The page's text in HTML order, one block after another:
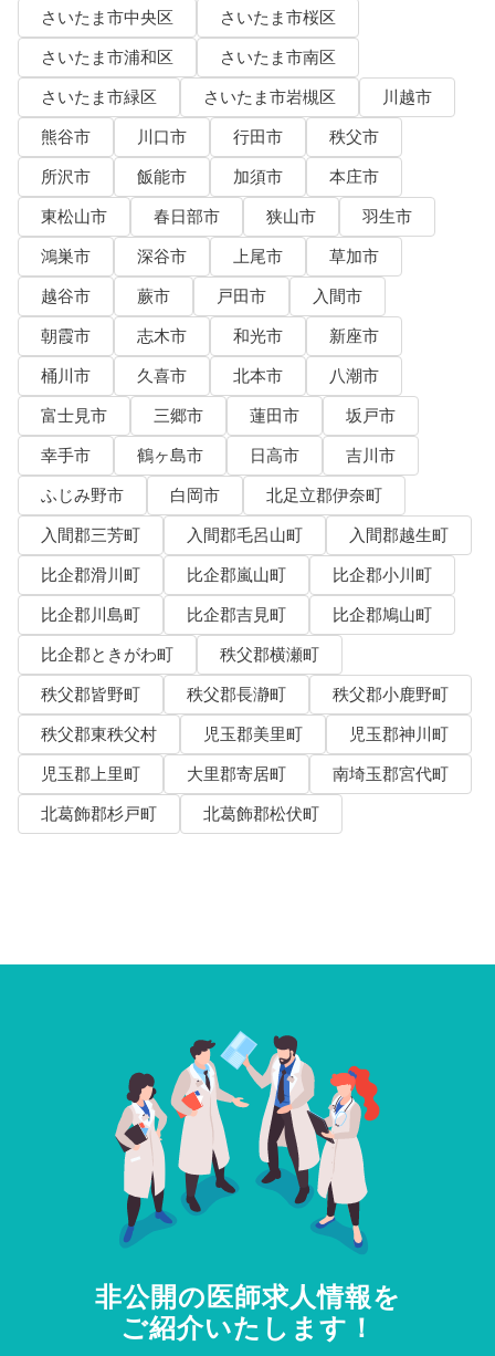
さいたま市中央区
さいたま市桜区
さいたま市浦和区
さいたま市南区
さいたま市緑区
さいたま市岩槻区
川越市
熊谷市
川口市 行田市
秩父市
所沢市
飯能市 加須市
本庄市
東松山市
春日部市 狭山市
羽生市
鴻巣市
深谷市 上尾市
草加市
越谷市
蕨市 戸田市
入間市
朝霞市
志木市 和光市
新座市
桶川市
久喜市 北本市
八潮市
富士見市
三郷市 蓮田市
坂戸市
幸手市
鶴ヶ島市 日高市
吉川市
ふじみ野市
白岡市
北足立郡伊奈町
入間郡三芳町
入間郡毛呂山町
入間郡越生町
比企郡滑川町
比企郡嵐山町
比企郡小川町
比企郡川島町
比企郡吉見町
比企郡鳩山町
比企郡ときがわ町
秩父郡横瀬町
秩父郡皆野町
秩父郡長瀞町
秩父郡小鹿野町
秩父郡東秩父村
児玉郡美里町
児玉郡神川町
児玉郡上里町
大里郡寄居町
南埼玉郡宮代町
北葛飾郡杉戸町
北葛飾郡松伏町
非公開の医師求人情報を
ご紹介いたします！